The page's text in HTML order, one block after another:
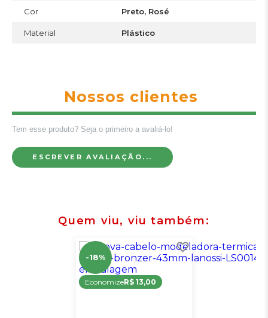
Cor Preto, Rosé
Material Plástico
Nossos clientes
Tem esse produto? Seja o primeiro a avaliá-lo!
ESCREVER AVALIAÇÃO...
Quem viu, viu também
-18%
EconomizeR$ 13,00